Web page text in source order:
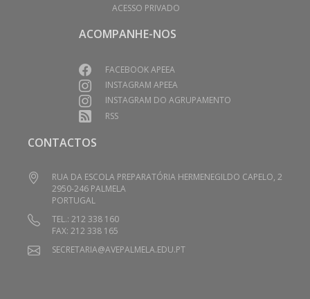
ACESSO PRIVADO
ACOMPANHE-NOS
FACEBOOK APEEA
INSTAGRAM APEEA
INSTAGRAM DO AGRUPAMENTO
RSS
CONTACTOS
RUA DA ESCOLA PREPARATÓRIA HERMENEGILDO CAPELO, 2
2950-246 PALMELA
PORTUGAL
TEL.: 212 338 160
FAX: 212 338 165
SECRETARIA@AVEPALMELA.EDU.PT